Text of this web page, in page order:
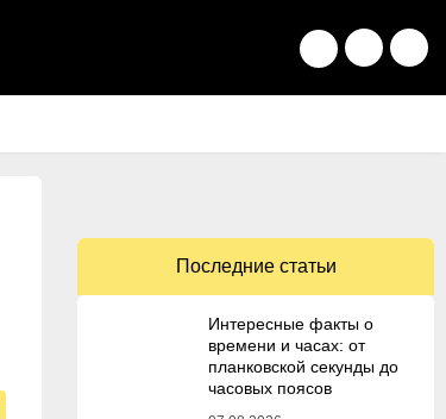
Последние статьи
Интересные факты о
времени и часах: от
планковской секунды до
часовых поясов